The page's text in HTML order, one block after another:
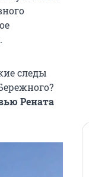
следы
Рената